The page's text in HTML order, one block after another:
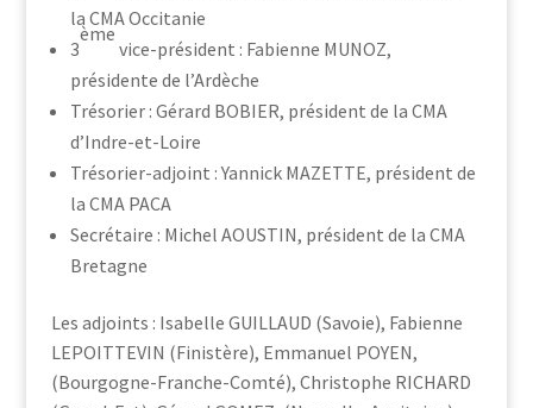
la CMA Occitanie
3
ème
vice-président : Fabienne MUNOZ,
présidente de l’Ardèche
Trésorier : Gérard BOBIER, président de la CMA
d’Indre-et-Loire
Trésorier-adjoint : Yannick MAZETTE, président de
la CMA PACA
Secrétaire : Michel AOUSTIN, président de la CMA
Bretagne
Les adjoints : Isabelle GUILLAUD (Savoie), Fabienne
LEPOITTEVIN (Finistère), Emmanuel POYEN,
(Bourgogne-Franche-Comté), Christophe RICHARD